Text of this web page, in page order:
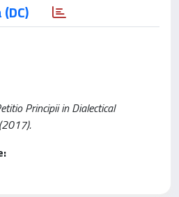
Principii in Dialectical